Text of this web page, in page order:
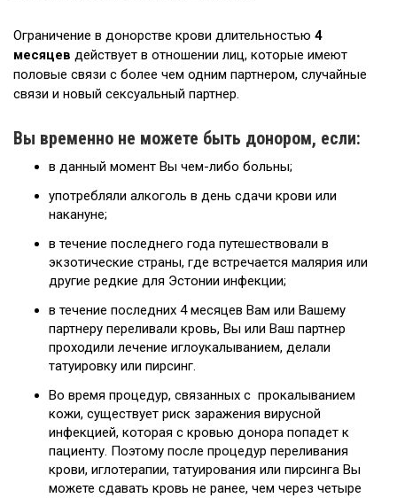
Ограничение в донорстве крови длительностью 4
месяцев действует в отношении лиц, которые имеют
половые связи с более чем одним партнером, случайные
связи и новый сексуальный партнер.
Вы временно не можете быть донором, если:
в данный момент Вы чем-либо больны;
употребляли алкоголь в день сдачи крови или
накануне;
в течение последнего года путешествовали в
экзотические страны, где встречается малярия или
другие редкие для Эстонии инфекции;
в течение последних 4 месяцев Bам или Вашему
партнеру переливали кровь, Bы или Ваш партнер
проходили лечение иглоукалыванием, делали
татуировку или пирсинг.
Во время процедур, связанных с прокалыванием
кожи, существует риск заражения вирусной
инфекцией, которая с кровью донора попадет к
пациенту. Поэтому после процедур переливания
крови, иглотерапии, татуирования или пирсинга Вы
можете сдавать кровь не ранее, чем через четыре